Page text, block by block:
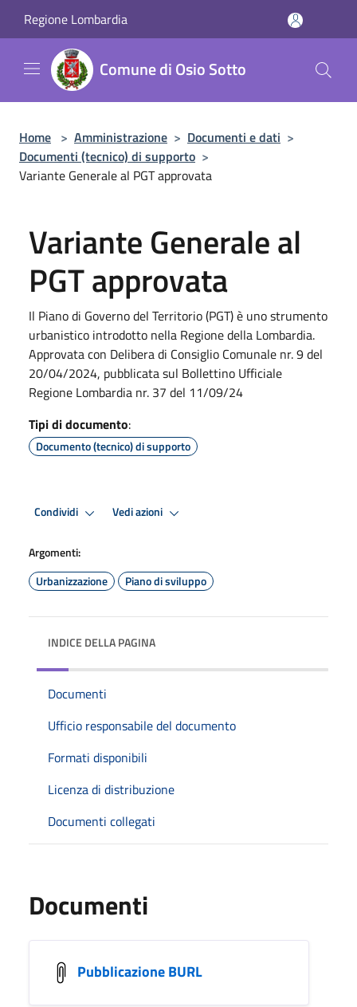
Regione Lombardia
Comune di Osio Sotto
Home > Amministrazione > Documenti e dati >
Documenti (tecnico) di supporto >
Variante Generale al PGT approvata
Variante Generale al
PGT approvata
Il Piano di Governo del Territorio (PGT) è uno strumento
urbanistico introdotto nella Regione della Lombardia.
Approvata con Delibera di Consiglio Comunale nr. 9 del
20/04/2024, pubblicata sul Bollettino Ufficiale
Regione Lombardia nr. 37 del 11/09/24
Tipi di documento:
Documento (tecnico) di supporto
Condividi Vedi azioni
Argomenti:
Urbanizzazione
Piano di sviluppo
INDICE DELLA PAGINA
Documenti
Ufficio responsabile del documento
Formati disponibili
Licenza di distribuzione
Documenti collegati
Documenti
Pubblicazione BURL